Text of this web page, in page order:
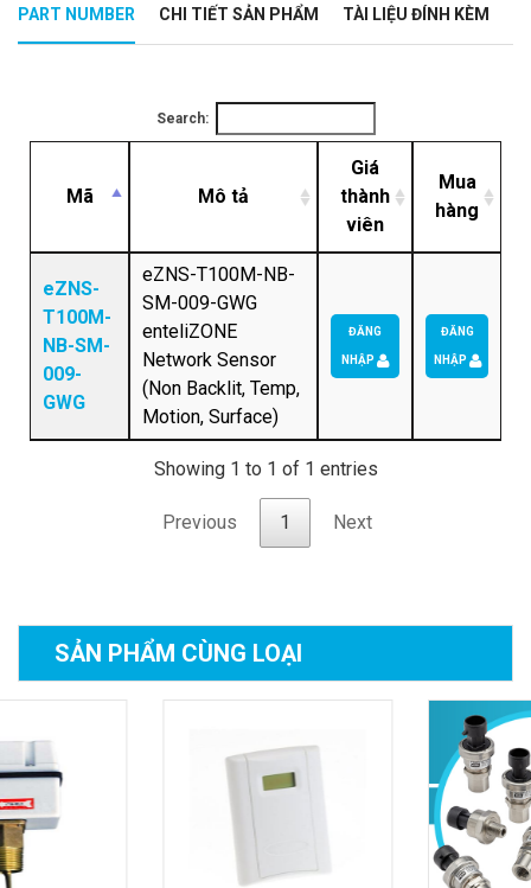
PART NUMBER CHI TIẾT SẢN PHẨM TÀI LIỆU ĐÍNH KÈM
Search:
Mã Mô tả
Giá
thành
viên
Mua
hàng
eZNS-
T100M-
NB-SM-
009-
GWG
eZNS-T100M-NB-
SM-009-GWG
enteliZONE
Network Sensor
(Non Backlit, Temp,
Motion, Surface)
ĐĂNG
NHẬP
ĐĂNG
NHẬP
Showing 1 to 1 of 1 entries
Previous 1 Next
SẢN PHẨM CÙNG LOẠI